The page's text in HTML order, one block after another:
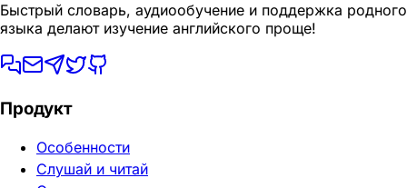
Быстрый словарь, аудиообучение и поддержка родного
языка делают изучение английского проще!
Продукт
Особенности
Слушай и читай